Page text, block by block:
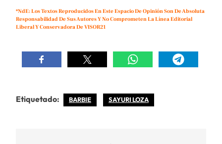
*NdE: Los Textos Reproducidos En Este Espacio De Opinión Son De Absoluta
Responsabilidad De Sus Autores Y No Comprometen La Línea Editorial
Liberal Y Conservadora De VISOR21
Etiquetado: BARBIE SAYURI LOZA